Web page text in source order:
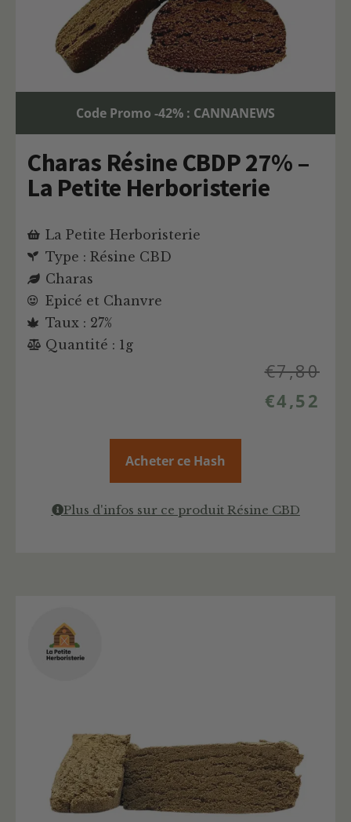
Code Promo -42% : CANNANEWS
Charas Résine CBDP 27% –
La Petite Herboristerie
La Petite Herboristerie
Type : Résine CBD
Charas
Epicé et Chanvre
Taux : 27%
Quantité : 1g
€7,80
€4,52
Acheter ce Hash
Plus d'infos sur ce produit Résine CBD